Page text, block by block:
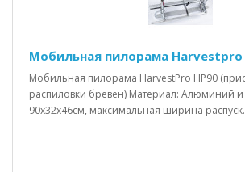
Мобильная пилорама Harvestpro
Мобильная пилорама HarvestPro HP90
распиловки бревен) Материал: Алюминий
90x32x46см, максимальная ширина